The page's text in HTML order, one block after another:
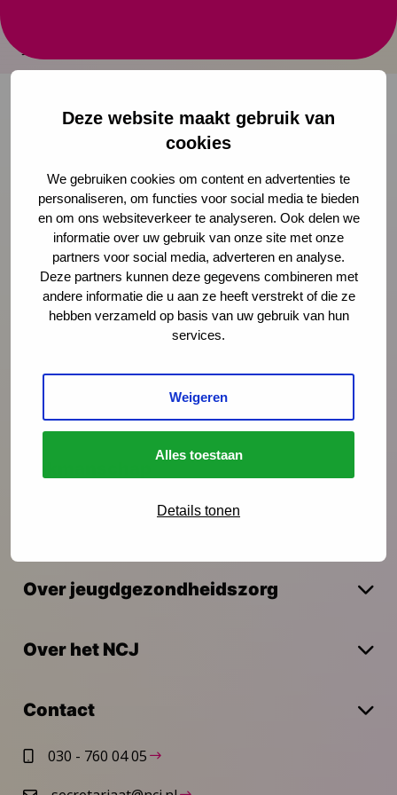
Deze website maakt gebruik van
cookies
We gebruiken cookies om content en advertenties te
personaliseren, om functies voor social media te bieden
en om ons websiteverkeer te analyseren. Ook delen we
informatie over uw gebruik van onze site met onze
partners voor social media, adverteren en analyse.
Deze partners kunnen deze gegevens combineren met
andere informatie die u aan ze heeft verstrekt of die ze
hebben verzameld op basis van uw gebruik van hun
services.
Weigeren
Alles toestaan
Details tonen
Onze nieuwsbrief ontvangen?
Schrijf je in
Preventie
Over jeugdgezondheidszorg
Over het NCJ
Contact
030 - 760 04 05